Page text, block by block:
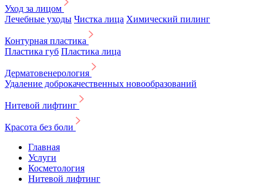
Уход за лицом
Лечебные уходы Чистка лица Химический пилинг
Контурная пластика
Пластика губ Пластика лица
Дерматовенерология
Удаление доброкачественных новообразований
Нитевой лифтинг
Красота без боли
Главная
Услуги
Косметология
Нитевой лифтинг